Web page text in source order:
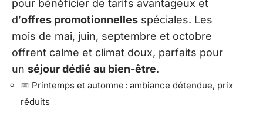
pour bénéficier de tarifs avantageux et
d’offres promotionnelles spéciales. Les
mois de mai, juin, septembre et octobre
offrent calme et climat doux, parfaits pour
un séjour dédié au bien-être.
📅 Printemps et automne : ambiance détendue, prix
réduits